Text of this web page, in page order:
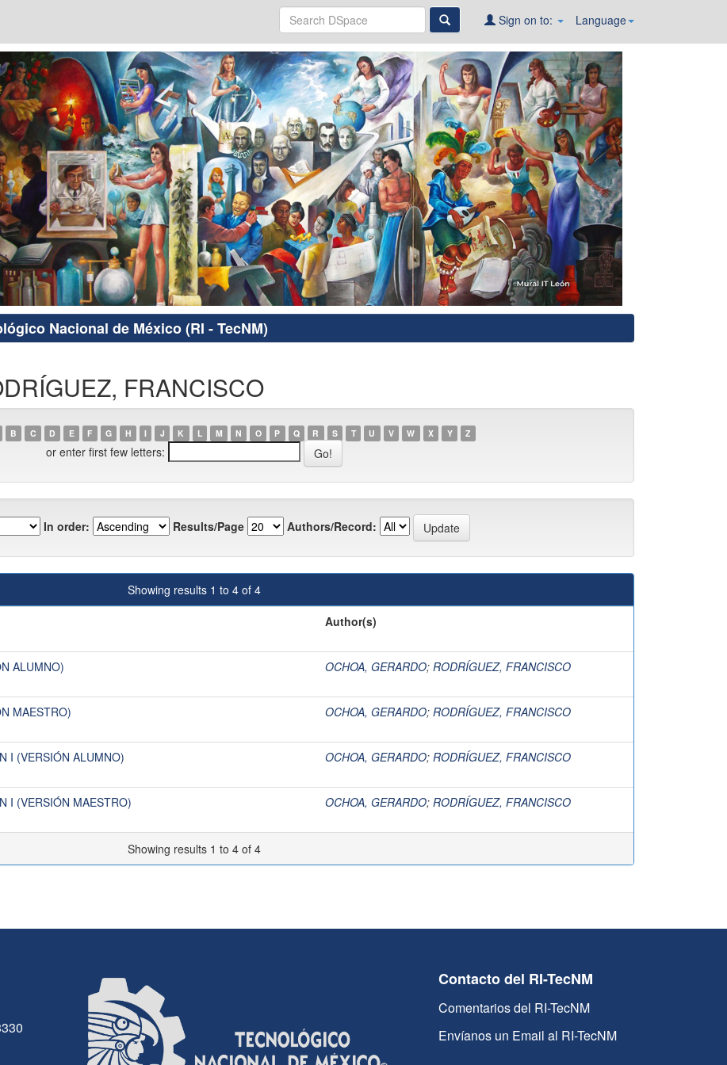
Language
Sign on to:
Nacional de México (RI - TecNM)
FRANCISCO
B C D E F G H I J K L M N O P Q R S T U V W X Y Z
or enter first few letters:
In order: Results/Page Authors/Record:
Showing results 1 to 4 of 4
Author(s)
ALUMNO) OCHOA, GERARDO; RODRÍGUEZ, FRANCISCO
MAESTRO) OCHOA, GERARDO; RODRÍGUEZ, FRANCISCO
I (VERSIÓN ALUMNO) OCHOA, GERARDO; RODRÍGUEZ, FRANCISCO
I (VERSIÓN MAESTRO) OCHOA, GERARDO; RODRÍGUEZ, FRANCISCO
Showing results 1 to 4 of 4
Contacto del RI-TecNM
Comentarios del RI-TecNM
Envíanos un Email al RI-TecNM